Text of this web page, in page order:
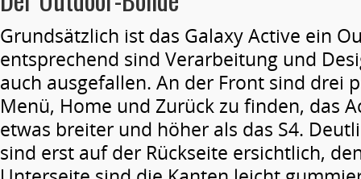
Grundsätzlich ist das Galaxy Active ein
entsprechend sind Verarbeitung und
auch ausgefallen. An der Front sind drei
Menü, Home und Zurück zu finden, das
etwas breiter und höher als das S4.
sind erst auf der Rückseite ersichtlich,